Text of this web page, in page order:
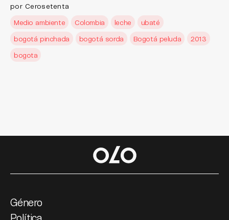
por Cerosetenta
Medio ambiente
Colombia leche
ubaté
bogotá pinchada
bogotá sorda Bogotá peluda
2013
bogota
Género
Política